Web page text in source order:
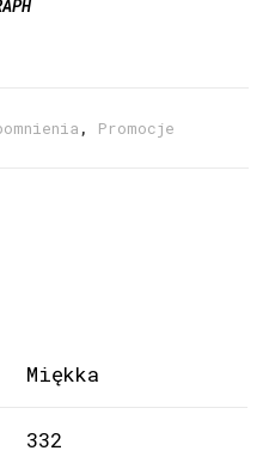
, Promocje
Miękka
332